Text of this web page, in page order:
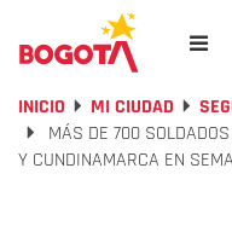
INICIO MI CIUDAD
MÁS DE 700
Y CUNDINAMARCA EN